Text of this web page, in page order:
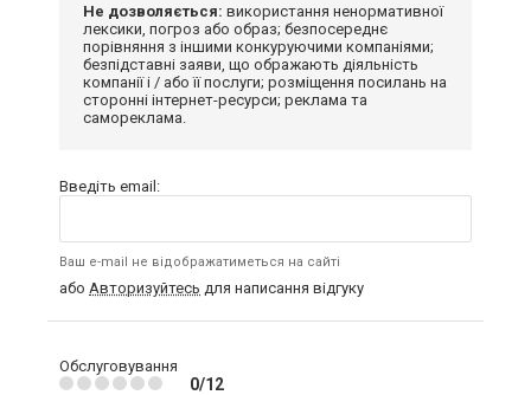
Не дозволяється: використання ненормативної
лексики, погроз або образ; безпосереднє
порівняння з іншими конкуруючими компаніями;
безпідставні заяви, що ображають діяльність
компанії і / або її послуги; розміщення посилань на
сторонні інтернет-ресурси; реклама та
самореклама.
Введіть email:
Ваш e-mail не відображатиметься на сайті
або Авторизуйтесь для написання відгуку
Обслуговування
0/12